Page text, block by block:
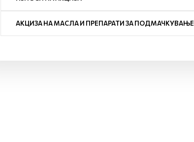
АКЦИЗА НА МАСЛА И ПРЕПАРАТИ ЗА ПОДМАЧКУВАЊЕ